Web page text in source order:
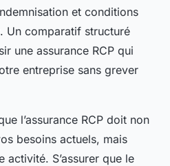
et conditions
Un comparatif structuré
une assurance RCP qui
entreprise sans grever
l’assurance RCP doit non
besoins actuels, mais
S’assurer que le